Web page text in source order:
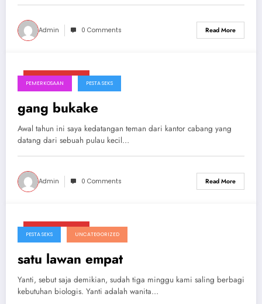
Admin 0 Comments Read More
PEMERKOSAAN PESTA SEKS
gang bukake
Awal tahun ini saya kedatangan teman dari kantor cabang yang
datang dari sebuah pulau kecil…
Admin 0 Comments Read More
PESTA SEKS UNCATEGORIZED
satu lawan empat
Yanti, sebut saja demikian, sudah tiga minggu kami saling berbagi
kebutuhan biologis. Yanti adalah wanita…